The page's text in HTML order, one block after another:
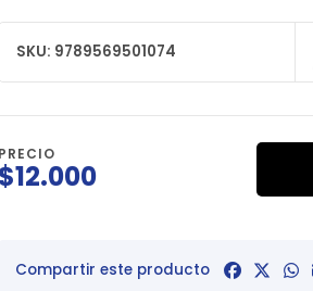
SKU: 9789569501074
PRECIO
$12.000
Compartir este producto